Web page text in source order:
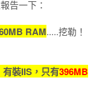
告一下：
RAM.....挖勒！
裝IIS，只有396MB